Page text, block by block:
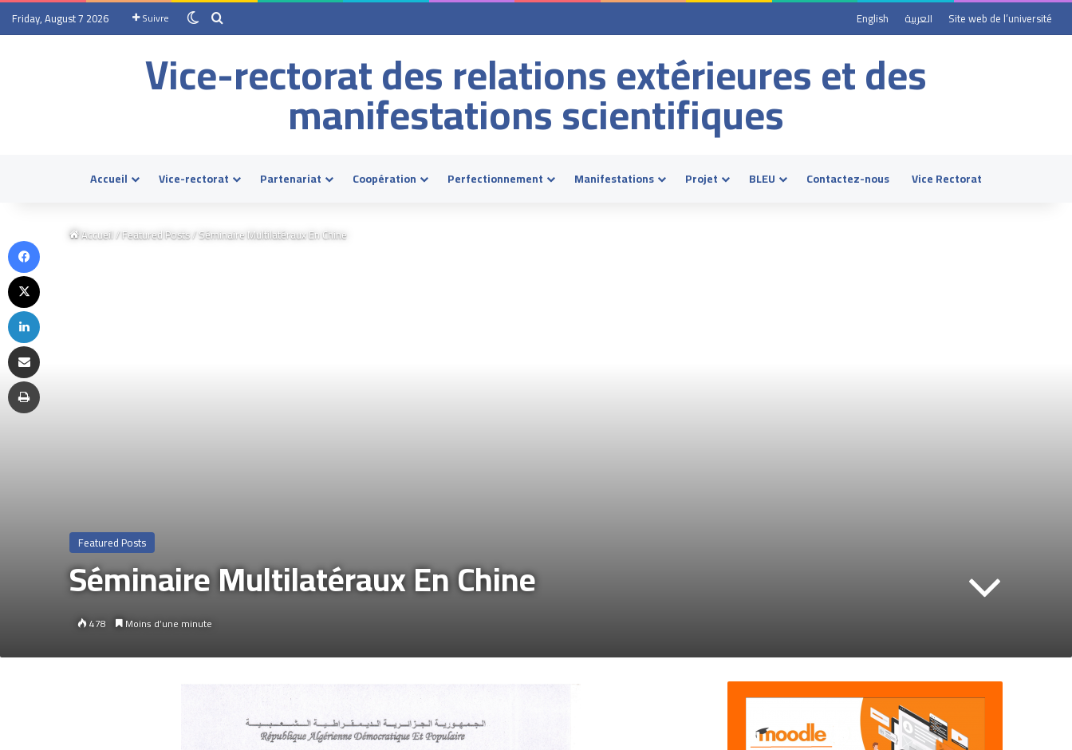
Friday, August 7 2026 Suivre English العربية Site web de l’université
Vice-rectorat des relations extérieures et des
manifestations scientifiques
Accueil Vice-rectorat Partenariat Coopération Perfectionnement Manifestations Projet BLEU Contactez-nous Vice Rectorat
Accueil/Featured Posts/Séminaire Multilatéraux En Chine
Featured Posts
Séminaire Multilatéraux En Chine
478 Moins d’une minute